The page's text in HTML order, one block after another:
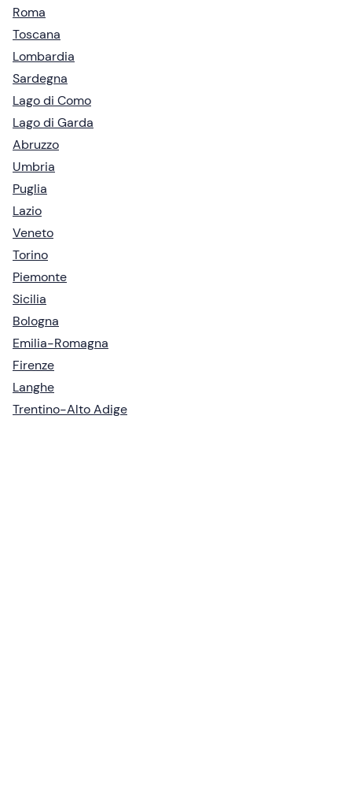
Roma
Toscana
Lombardia
Sardegna
Lago di Como
Lago di Garda
Abruzzo
Umbria
Puglia
Lazio
Veneto
Torino
Piemonte
Sicilia
Bologna
Emilia-Romagna
Firenze
Langhe
Trentino-Alto Adige